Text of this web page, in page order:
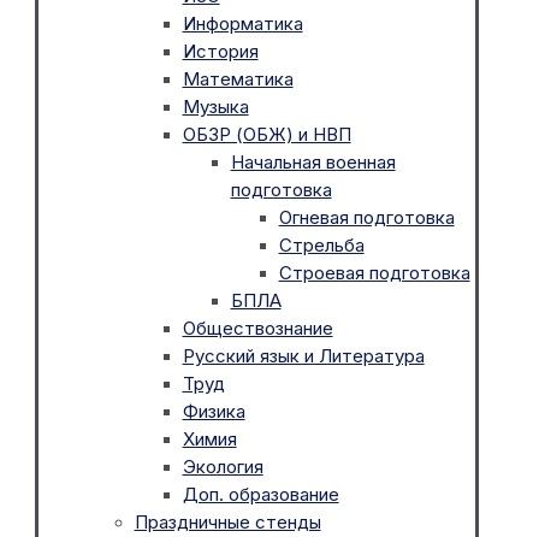
Информатика
История
Математика
Музыка
ОБЗР (ОБЖ) и НВП
Начальная военная
подготовка
Огневая подготовка
Стрельба
Строевая подготовка
БПЛА
Обществознание
Русский язык и Литература
Труд
Физика
Химия
Экология
Доп. образование
Праздничные стенды